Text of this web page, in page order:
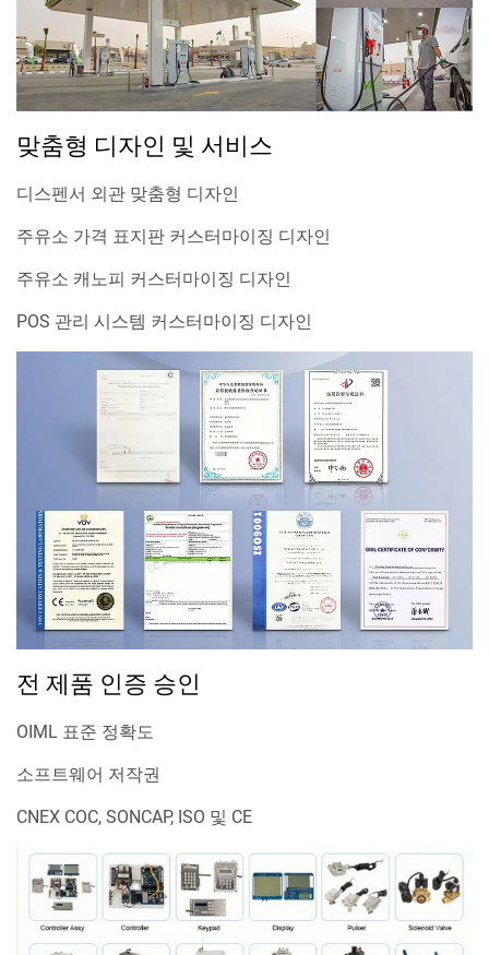
맞춤형 디자인 및 서비스
디스펜서 외관 맞춤형 디자인
주유소 가격 표지판 커스터마이징 디자인
주유소 캐노피 커스터마이징 디자인
POS 관리 시스템 커스터마이징 디자인
전 제품 인증 승인
OIML 표준 정확도
소프트웨어 저작권
CNEX COC, SONCAP, ISO 및 CE